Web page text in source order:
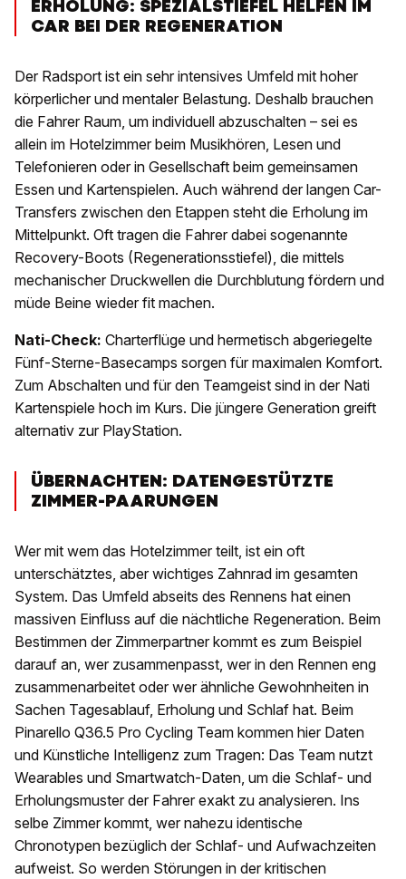
ERHOLUNG: SPEZIALSTIEFEL HELFEN IM
CAR BEI DER REGENERATION
Der Radsport ist ein sehr intensives Umfeld mit hoher
körperlicher und mentaler Belastung. Deshalb brauchen
die Fahrer Raum, um individuell abzuschalten – sei es
allein im Hotelzimmer beim Musikhören, Lesen und
Telefonieren oder in Gesellschaft beim gemeinsamen
Essen und Kartenspielen. Auch während der langen Car-
Transfers zwischen den Etappen steht die Erholung im
Mittelpunkt. Oft tragen die Fahrer dabei sogenannte
Recovery-Boots (Regenerationsstiefel), die mittels
mechanischer Druckwellen die Durchblutung fördern und
müde Beine wieder fit machen.
Nati-Check: Charterflüge und hermetisch abgeriegelte
Fünf-Sterne-Basecamps sorgen für maximalen Komfort.
Zum Abschalten und für den Teamgeist sind in der Nati
Kartenspiele hoch im Kurs. Die jüngere Generation greift
alternativ zur PlayStation.
ÜBERNACHTEN: DATENGESTÜTZTE
ZIMMER-PAARUNGEN
Wer mit wem das Hotelzimmer teilt, ist ein oft
unterschätztes, aber wichtiges Zahnrad im gesamten
System. Das Umfeld abseits des Rennens hat einen
massiven Einfluss auf die nächtliche Regeneration. Beim
Bestimmen der Zimmerpartner kommt es zum Beispiel
darauf an, wer zusammenpasst, wer in den Rennen eng
zusammenarbeitet oder wer ähnliche Gewohnheiten in
Sachen Tagesablauf, Erholung und Schlaf hat. Beim
Pinarello Q36.5 Pro Cycling Team kommen hier Daten
und Künstliche Intelligenz zum Tragen: Das Team nutzt
Wearables und Smartwatch-Daten, um die Schlaf- und
Erholungsmuster der Fahrer exakt zu analysieren. Ins
selbe Zimmer kommt, wer nahezu identische
Chronotypen bezüglich der Schlaf- und Aufwachzeiten
aufweist. So werden Störungen in der kritischen